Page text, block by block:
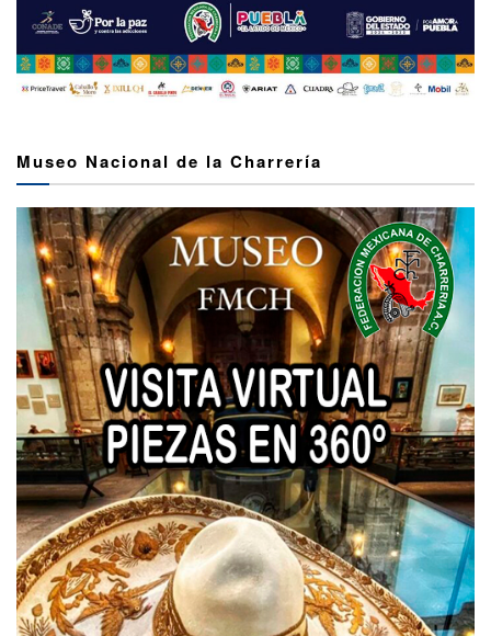
Museo Nacional de la Charrería